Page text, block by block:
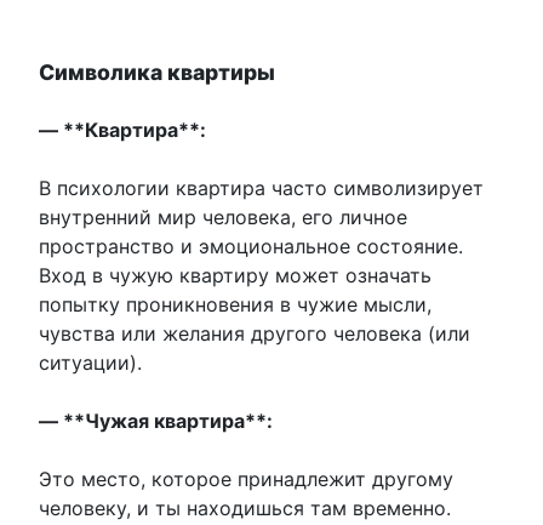
Символика квартиры
— **Квартира**:
В психологии квартира часто символизирует
внутренний мир человека, его личное
пространство и эмоциональное состояние.
Вход в чужую квартиру может означать
попытку проникновения в чужие мысли,
чувства или желания другого человека (или
ситуации).
— **Чужая квартира**:
Это место, которое принадлежит другому
человеку, и ты находишься там временно.